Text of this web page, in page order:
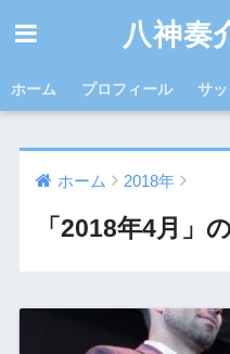
八神奏
ホーム プロフィール サッ
ホーム 2018年
「2018年4月」